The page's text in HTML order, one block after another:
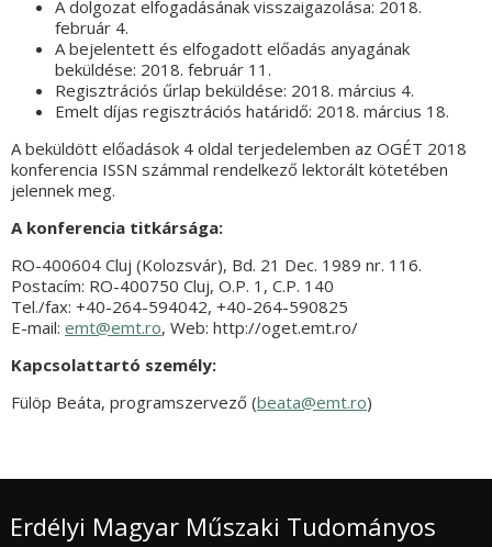
A dolgozat elfogadásának visszaigazolása: 2018.
február 4.
A bejelentett és elfogadott előadás anyagának
beküldése: 2018. február 11.
Regisztrációs űrlap beküldése: 2018. március 4.
Emelt díjas regisztrációs határidő: 2018. március 18.
A beküldött előadások 4 oldal terjedelemben az OGÉT 2018
konferencia ISSN számmal rendelkező lektorált kötetében
jelennek meg.
A konferencia titkársága:
RO-400604 Cluj (Kolozsvár), Bd. 21 Dec. 1989 nr. 116.
Postacím: RO-400750 Cluj, O.P. 1, C.P. 140
Tel./fax: +40-264-594042, +40-264-590825
E-mail: emt@emt.ro, Web: http://oget.emt.ro/
Kapcsolattartó személy:
Fülöp Beáta, programszervező (beata@emt.ro)
Erdélyi Magyar Műszaki Tudományos